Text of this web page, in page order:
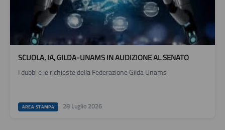
SCUOLA, IA, GILDA-UNAMS IN AUDIZIONE AL SENATO
I dubbi e le richieste della Federazione Gilda Unams
AREA STAMPA 28 Luglio 2026